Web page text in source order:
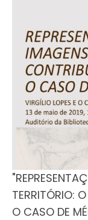
TERRITÓRIO:
O CASO DE